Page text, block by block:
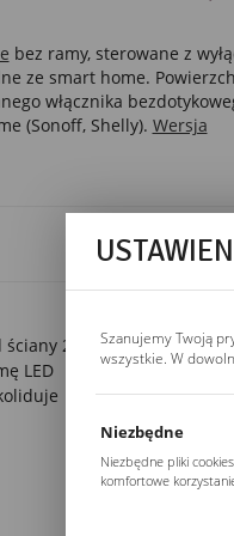
bez ramy, sterowane z
ze smart home.
włącznika
(Sonoff, Shelly). Wersja
2
LED
Podłączenie
dwa lub trzy
(L, N, PE) przez
wyłącznik
Kompatybilne
home,
(Sonoff Mini,
Szanujemy Twoją
wszystkie. W
Niezbędne
Niezbędne pliki
komfortowe
Twoich ustawień